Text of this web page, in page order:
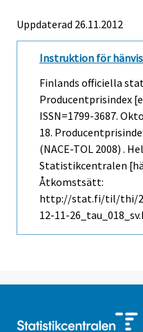
Uppdaterad 26.11.2012
Instruktion för
Finlands officiella
Producentprisindex
ISSN=1799-3687.
18.
(NACE-TOL 2008) .
Statistikcentralen
Åtkomstsätt:
http://stat.fi/til/thi/
12-11-